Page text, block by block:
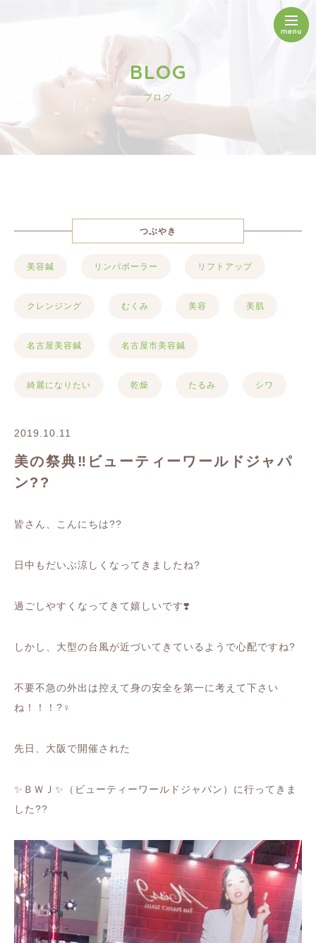
BLOG
ブログ
つぶやき
美容鍼 リンパボーラー リフトアップ
クレンジング むくみ 美容 美肌
名古屋美容鍼 名古屋市美容鍼
綺麗になりたい 乾燥 たるみ シワ
2019.10.11
美の祭典‼️ビューティーワールドジャパ
ン??
皆さん、こんにちは??
日中もだいぶ涼しくなってきましたね?
過ごしやすくなってきて嬉しいです❣️
しかし、大型の台風が近づいてきているようで心配ですね?
不要不急の外出は控えて身の安全を第一に考えて下さい
ね！！！ ?‍♀️
先日、大阪で開催された
✨ ＢＷＪ ✨
（ビューティーワールドジャパン）に行ってきま
した??